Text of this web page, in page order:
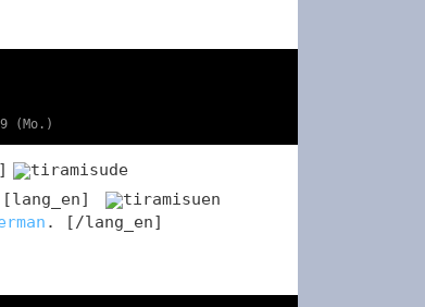
(Mo.)
. [/lang_en]